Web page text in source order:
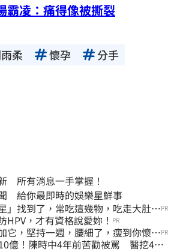
凌：痛得像被撕裂
柔 懷孕 分手
所有消息一手掌握！
給你最即時的娛樂星鮮事
」找到了，常吃這幾物，吃走大肚
PR
HPV，才有資格說愛妳！ PR
它，堅持一週，腰細了，瘦到你懷疑PR
億！陳時中4年前苦勸被罵 醫挖4年